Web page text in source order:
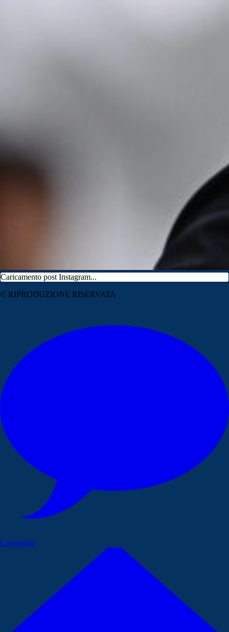
Caricamento post Instagram...
© RIPRODUZIONE RISERVATA
Commenta